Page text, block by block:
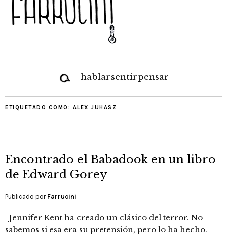
hablarsentirpensar
ETIQUETADO COMO: ALEX JUHASZ
Encontrado el Babadook en un libro
de Edward Gorey
Publicado por Farrucini
Jennifer Kent ha creado un clásico del terror. No
sabemos si esa era su pretensión, pero lo ha hecho.